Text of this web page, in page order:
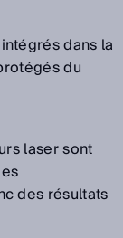
dans la
du
laser sont
des résultats